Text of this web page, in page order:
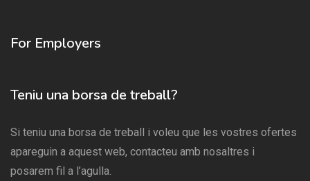
For Employers
Teniu una borsa de treball?
Si teniu una borsa de treball i voleu que les vostres ofertes
apareguin a aquest web, contacteu amb nosaltres i
posarem fil a l’agulla.